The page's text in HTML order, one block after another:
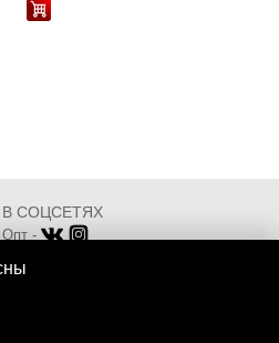
В СОЦСЕТЯХ
Опт -